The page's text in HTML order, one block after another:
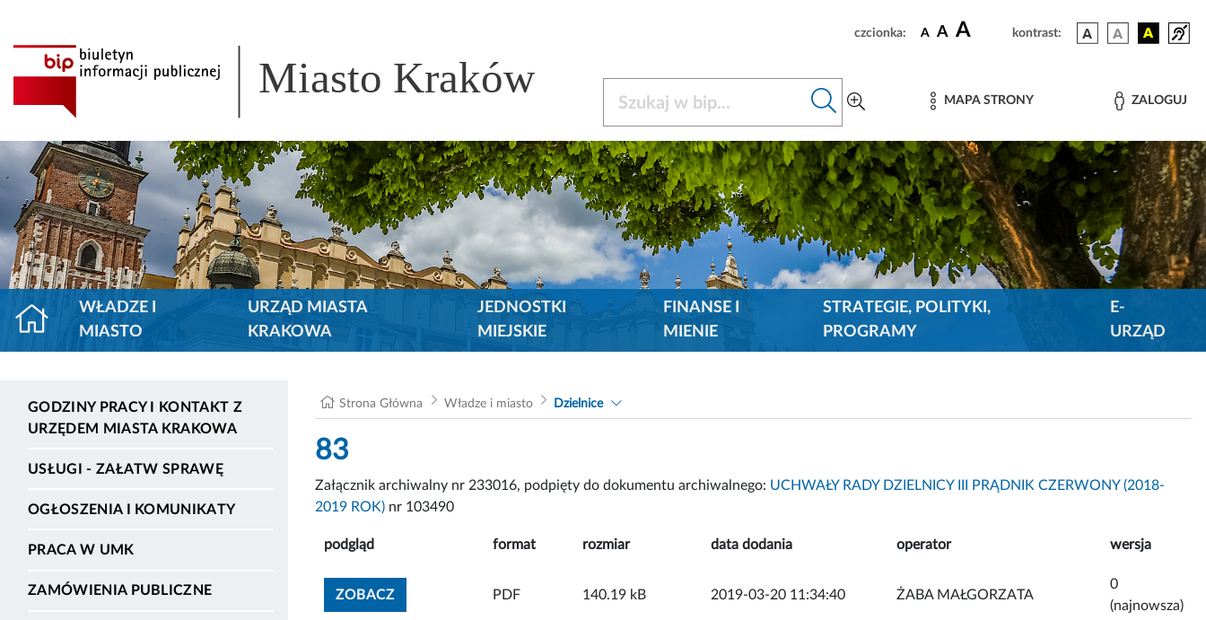
czcionka: A A A kontrast:
Miasto Kraków MAPA STRONY ZALOGUJ
WŁADZE I
MIASTO
URZĄD MIASTA
KRAKOWA
JEDNOSTKI
MIEJSKIE
FINANSE I
MIENIE
STRATEGIE, POLITYKI,
PROGRAMY
E-
URZĄD
GODZINY PRACY I KONTAKT Z
URZĘDEM MIASTA KRAKOWA
USŁUGI - ZAŁATW SPRAWĘ
OGŁOSZENIA I KOMUNIKATY
PRACA W UMK
ZAMÓWIENIA PUBLICZNE
Strona Główna Władze i miasto Dzielnice
83
Załącznik archiwalny nr 233016, podpięty do dokumentu archiwalnego: UCHWAŁY RADY DZIELNICY III PRĄDNIK CZERWONY (2018-
2019 ROK) nr 103490
podgląd format rozmiar data dodania operator wersja
ZOBACZZOBACZ ZAŁĄCZNIK
PDF 140.19 kB 2019-03-20 11:34:40 ŻABA MAŁGORZATA
0
(najnowsza)